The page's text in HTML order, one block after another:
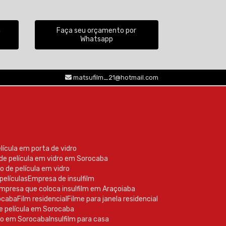
Faça seu orçamento por
Whatsapp
matsufilm_21@hotmail.com
em porta de vidro
de película em vidro em Sorocaba
de película em vidro
Empresa de insulfilm
que coloca insulfilm em Araçoiaba
Film residencial
Filme para janela residencial
película em Sorocaba
em Sorocaba Insulfilm para casa